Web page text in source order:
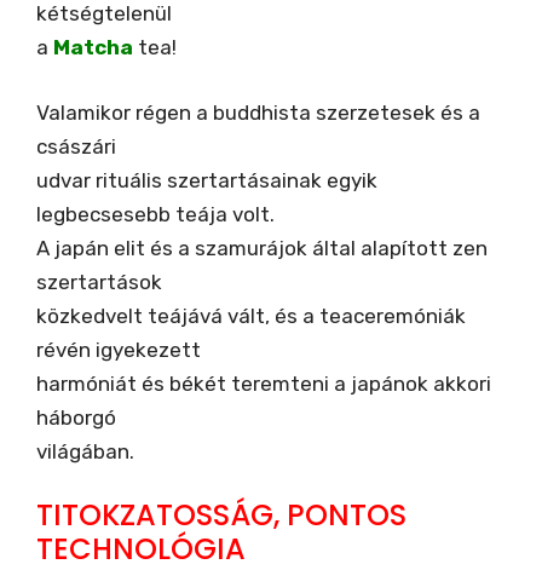
kétségtelenül
a Matcha tea!
Valamikor régen a buddhista szerzetesek és a
császári
udvar rituális szertartásainak egyik
legbecsesebb teája volt.
A japán elit és a szamurájok által alapított zen
szertartások
közkedvelt teájává vált, és a teaceremóniák
révén igyekezett
harmóniát és békét teremteni a japánok akkori
háborgó
világában.
TITOKZATOSSÁG, PONTOS
TECHNOLÓGIA